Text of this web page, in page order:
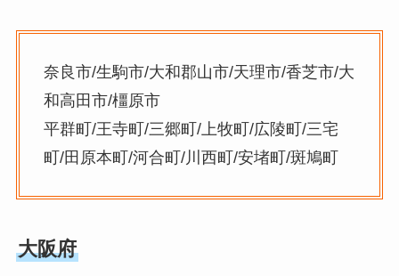
奈良市/生駒市/大和郡山市/天理市/香芝市/大
和高田市/橿原市
平群町/王寺町/三郷町/上牧町/広陵町/三宅
町/田原本町/河合町/川西町/安堵町/斑鳩町
大阪府